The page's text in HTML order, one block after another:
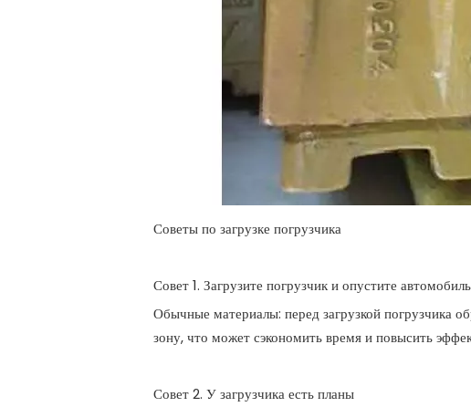
Советы по загрузке погрузчика
Совет 1. Загрузите погрузчик и опустите
Обычные материалы: перед загрузкой погрузчика
зону, что может сэкономить время и повысить
Совет 2. У загрузчика есть планы